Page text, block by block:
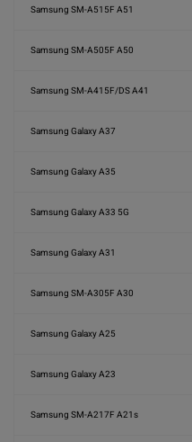
Samsung SM-A515F A51
Samsung SM-A505F A50
Samsung SM-A415F/DS A41
Samsung Galaxy A37
Samsung Galaxy A35
Samsung Galaxy A33 5G
Samsung Galaxy A31
Samsung SM-A305F A30
Samsung Galaxy A25
Samsung Galaxy A23
Samsung SM-A217F A21s